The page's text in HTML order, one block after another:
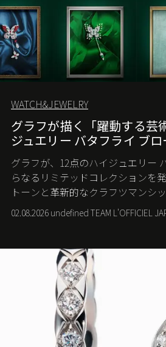
WATCH&JEWELRY
グラフが描く「躍動する芸
ジュエリー バタフライ ブ
グラフが、12点のハイジュエリー
らなるリミテッドコレクションを
トーンと革新的なクラフツマンシ
ドを象徴するバタフライに新たな生
02.08.2026 undefined TEAM L'OFFICIEL